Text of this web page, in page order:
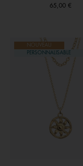
65,00 €
NOUVEAU
PERSONNALISABLE